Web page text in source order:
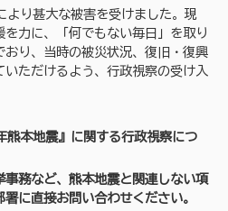
より甚大な被害を受けました。現
力に、「何でもない毎日」を取り
り、当時の被災状況、復旧・復興
ただけるよう、行政視察の受け入
本地震』に関する行政視察につ
務など、熊本地震と関連しない項
に直接お問い合わせください。